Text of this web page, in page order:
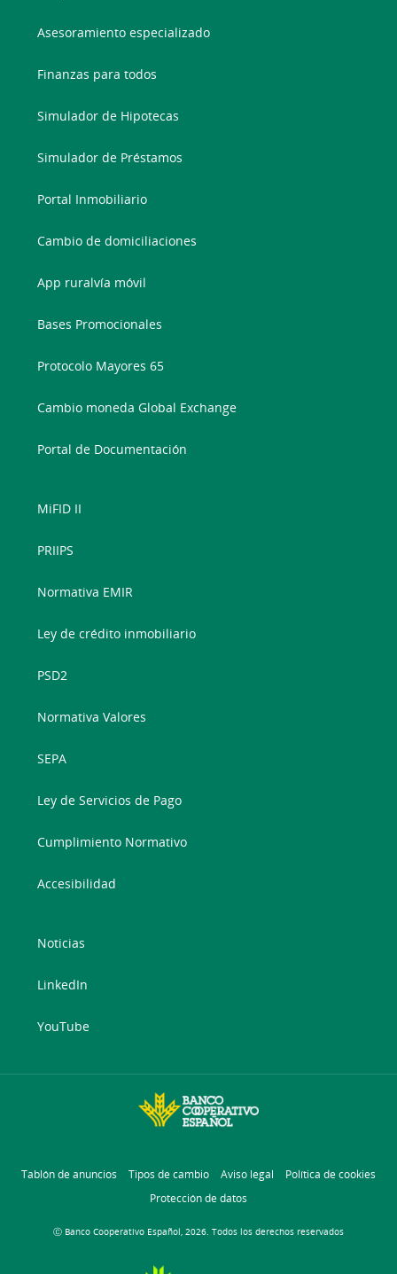
Asesoramiento especializado
Finanzas para todos
Simulador de Hipotecas
Simulador de Préstamos
Portal Inmobiliario
Cambio de domiciliaciones
App ruralvía móvil
Bases Promocionales
Protocolo Mayores 65
Cambio moneda Global Exchange
Portal de Documentación
MiFID II
PRIIPS
Normativa EMIR
Ley de crédito inmobiliario
PSD2
Normativa Valores
SEPA
Ley de Servicios de Pago
Cumplimiento Normativo
Accesibilidad
Noticias
LinkedIn
YouTube
Tablón de anuncios Tipos de cambio Aviso legal
Política de cookies
Protección de datos
Ⓒ Banco Cooperativo Español, 2026. Todos los derechos reservados